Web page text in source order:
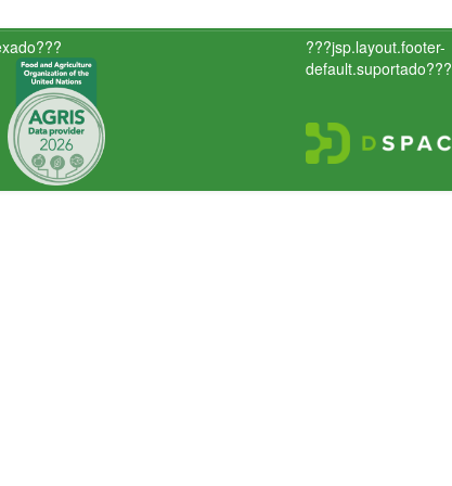
???jsp.layout.footer-
default.suportado???